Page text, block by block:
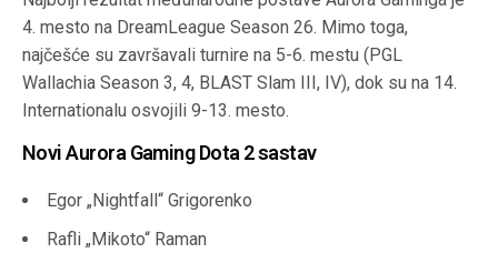
4. mesto na DreamLeague Season 26. Mimo toga,
najčešće su završavali turnire na 5-6. mestu (PGL
Wallachia Season 3, 4, BLAST Slam III, IV), dok su na 14.
Internationalu osvojili 9-13. mesto.
Novi Aurora Gaming Dota 2 sastav
Egor „Nightfall“ Grigorenko
Rafli „Mikoto“ Raman